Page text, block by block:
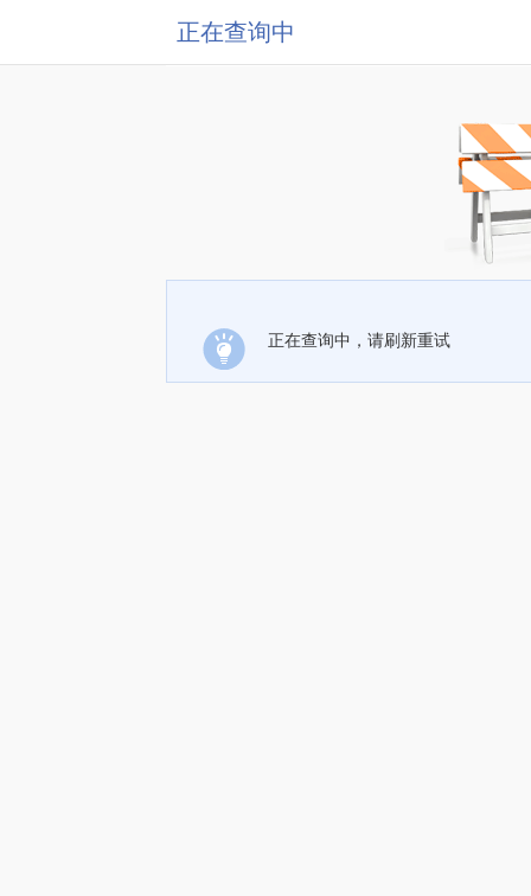
正在查询中
正在查询中，请刷新重试